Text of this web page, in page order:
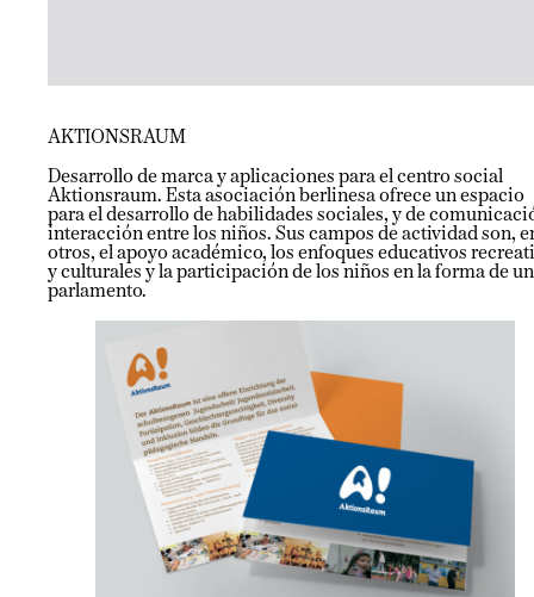
AKTIONSRAUM
Desarrollo de marca y aplicaciones para el centro social
Aktionsraum. Esta asociación berlinesa ofrece un espacio
para el desarrollo de habilidades sociales, y de
interacción entre los niños. Sus campos de actividad son,
otros, el apoyo académico, los enfoques educativos
y culturales y la participación de los niños en la forma de un
parlamento.